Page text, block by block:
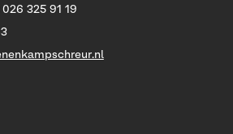
325 91 19